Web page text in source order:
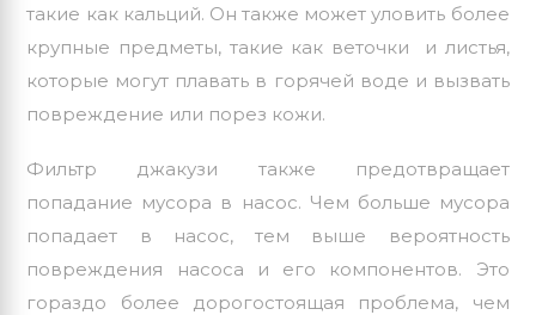
такие как кальций. Он также может уловить более
крупные предметы, такие как веточки и листья,
которые могут плавать в горячей воде и вызвать
повреждение или порез кожи.
Фильтр джакузи также предотвращает
попадание мусора в насос. Чем больше мусора
попадает в насос, тем выше вероятность
повреждения насоса и его компонентов. Это
гораздо более дорогостоящая проблема, чем